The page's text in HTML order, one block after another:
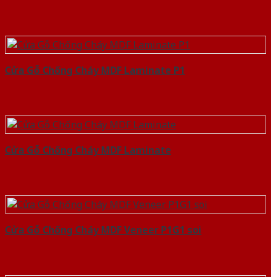
Cửa Gỗ Chống Cháy MDF Laminate P1
Cửa Gỗ Chống Cháy MDF Laminate
Cửa Gỗ Chống Cháy MDF Veneer P1G1 soi